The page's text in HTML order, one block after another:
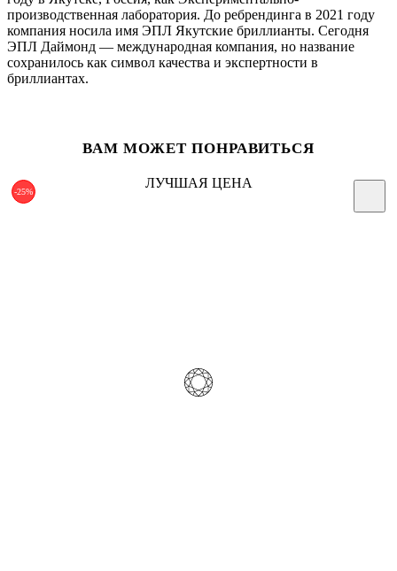
производственная лаборатория. До ребрендинга в 2021 году
компания носила имя ЭПЛ Якутские бриллианты. Сегодня
ЭПЛ Даймонд — международная компания, но название
сохранилось как символ качества и экспертности в
бриллиантах.
ВАМ МОЖЕТ ПОНРАВИТЬСЯ
-25%
ЛУЧШАЯ ЦЕНА